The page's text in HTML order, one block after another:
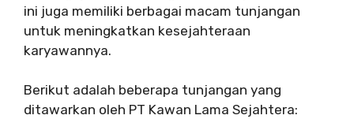
ini juga memiliki berbagai macam tunjangan
untuk meningkatkan kesejahteraan
karyawannya.
Berikut adalah beberapa tunjangan yang
ditawarkan oleh PT Kawan Lama Sejahtera: